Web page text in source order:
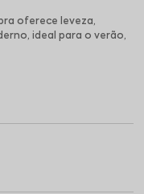
oferece leveza,
ideal para o verão,